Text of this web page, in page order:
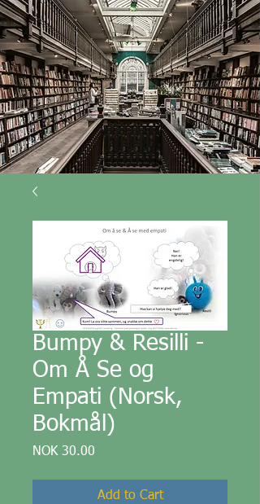
Bumpy & Resilli -
Om Å Se og
Empati (Norsk,
Bokmål)
NOK 30.00
Add to Cart